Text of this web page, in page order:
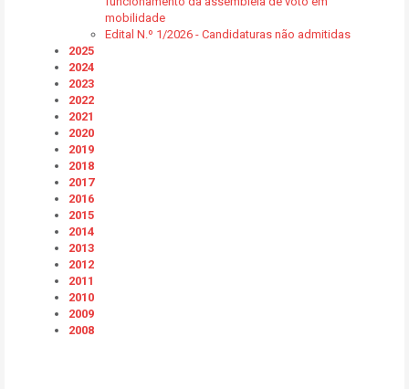
mobilidade
Edital N.º 1/2026 - Candidaturas não admitidas
2025
2024
2023
2022
2021
2020
2019
2018
2017
2016
2015
2014
2013
2012
2011
2010
2009
2008